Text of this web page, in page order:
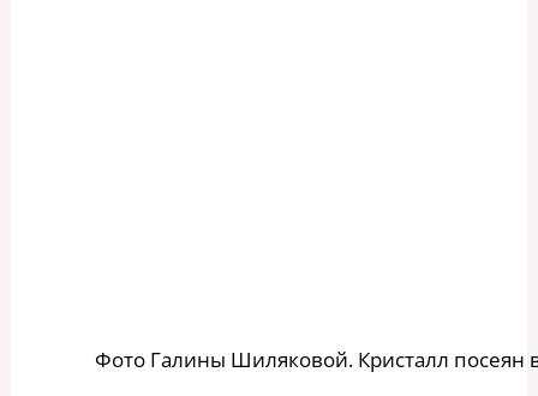
Фото Галины Шиляковой. Кристалл посеян